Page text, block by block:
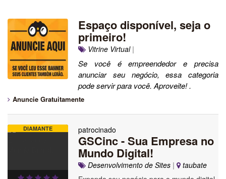
Espaço disponível, seja o
primeiro!
Vitrine Virtual|
Se você é empreendedor e precisa
anunciar seu negócio, essa categoria
pode servir para você. Aproveite! .
Anuncie Gratuitamente
DIAMANTE patrocinado
GSCinc - Sua Empresa no
Mundo Digital!
Desenvolvimento de Sites |
taubate